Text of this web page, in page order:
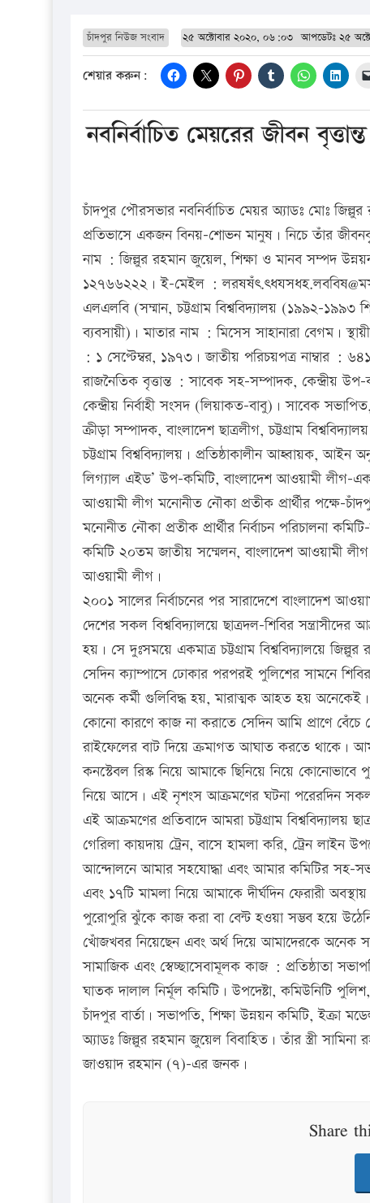
চাঁদপুর নিউজ সংবাদ ২৫ অক্টোবার ২০২০, ০৬:০৩ আপডেটঃ ২৫
শেয়ার করুন:
নবনির্বাচিত মেয়রের জীবন বৃত্তান্ত
চাঁদপুর পৌরসভার নবনির্বাচিত মেয়র অ্যাডঃ মোঃ
প্রতিভাসে একজন বিনয়-শোভন মানুষ। নিচে তাঁর
নাম : জিল্লুর রহমান জুয়েল, শিক্ষা ও মানব সম্পদ
১২৭৬৬২২২। ই-মেইল :
এলএলবি (সম্মান, চট্টগ্রাম বিশ্ববিদ্যালয় (১৯৯২-
ব্যবসায়ী)। মাতার নাম : মিসেস সাহানারা বেগম।
: ১ সেপ্টেম্বর, ১৯৭৩। জাতীয় পরিচয়পত্র নাম্বার :
রাজনৈতিক বৃত্তান্ত : সাবেক সহ-সম্পাদক, কেন্দ্রীয় উপ-
কেন্দ্রীয় নির্বাহী সংসদ (লিয়াকত-বাবু)। সাবেক
ক্রীড়া সম্পাদক, বাংলাদেশ ছাত্রলীগ, চট্টগ্রাম
চট্টগ্রাম বিশ্ববিদ্যালয়। প্রতিষ্ঠাকালীন আহ্বায়ক, আইন
লিগ্যাল এইড’ উপ-কমিটি, বাংলাদেশ আওয়ামী লীগ-
আওয়ামী লীগ মনোনীত নৌকা প্রতীক প্রার্থীর পক্ষে-
মনোনীত নৌকা প্রতীক প্রার্থীর নির্বাচন পরিচালনা
কমিটি ২০তম জাতীয় সম্মেলন, বাংলাদেশ আওয়ামী
আওয়ামী লীগ।
২০০১ সালের নির্বাচনের পর সারাদেশে বাংলাদেশ
দেশের সকল বিশ্ববিদ্যালয়ে ছাত্রদল-শিবির সন্ত্রাসীদের
হয়। সে দুঃসময়ে একমাত্র চট্টগ্রাম বিশ্ববিদ্যালয়ে
সেদিন ক্যাম্পাসে ঢোকার পরপরই পুলিশের সামনে
অনেক কর্মী গুলিবিদ্ধ হয়, মারাত্মক আহত হয়
কোনো কারণে কাজ না করাতে সেদিন আমি প্রাণে বেঁচে
রাইফেলের বাট দিয়ে ক্রমাগত আঘাত করতে থাকে।
কনস্টেবল রিস্ক নিয়ে আমাকে ছিনিয়ে নিয়ে
নিয়ে আসে। এই নৃশংস আক্রমণের ঘটনা পরেরদিন সকল
এই আক্রমণের প্রতিবাদে আমরা চট্টগ্রাম বিশ্ববিদ্যালয়
গেরিলা কায়দায় ট্রেন, বাসে হামলা করি, ট্রেন লাইন
আন্দোলনে আমার সহযোদ্ধা এবং আমার কমিটির সহ-
এবং ১৭টি মামলা নিয়ে আমাকে দীর্ঘদিন ফেরারী
পুরোপুরি ঝুঁকে কাজ করা বা বেন্ট হওয়া সম্ভব হয়ে
খোঁজখবর নিয়েছেন এবং অর্থ দিয়ে আমাদেরকে অনেক
সামাজিক এবং স্বেচ্ছাসেবামূলক কাজ : প্রতিষ্ঠাতা
ঘাতক দালাল নির্মূল কমিটি। উপদেষ্টা, কমিউনিটি
চাঁদপুর বার্তা। সভাপতি, শিক্ষা উন্নয়ন কমিটি, ইক্রা
অ্যাডঃ জিল্লুর রহমান জুয়েল বিবাহিত। তাঁর স্ত্রী
জাওয়াদ রহমান (৭)-এর জনক।
Share